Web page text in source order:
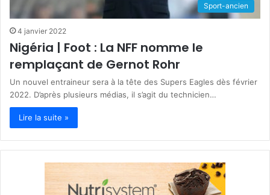
Sport-ancien
4 janvier 2022
Nigéria | Foot : La NFF nomme le
remplaçant de Gernot Rohr
Un nouvel entraineur sera à la tête des Supers Eagles dès février
2022. D’après plusieurs médias, il s’agit du technicien…
Lire la suite »